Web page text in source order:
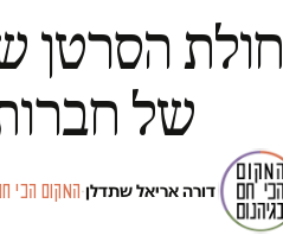
חולת הסרטן
של
דורה אריאל שתדלן·המקום הכי